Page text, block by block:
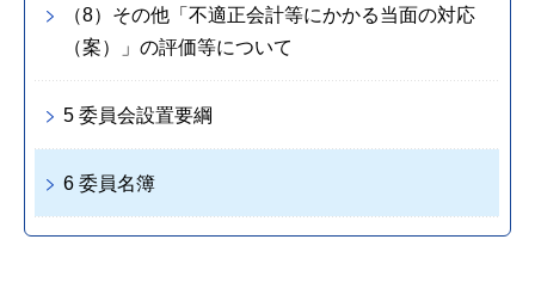
（8）その他「不適正会計等にかかる当面の対応
（案）」の評価等について
5 委員会設置要綱
6 委員名簿